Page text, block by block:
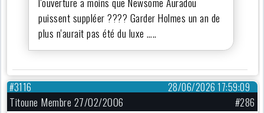
puissent suppléer ???? Garder Holmes un an de
plus n'aurait pas été du luxe …..
28/06/2026 17:59:09
#3116
Titoune Membre 27/02/2006
#286